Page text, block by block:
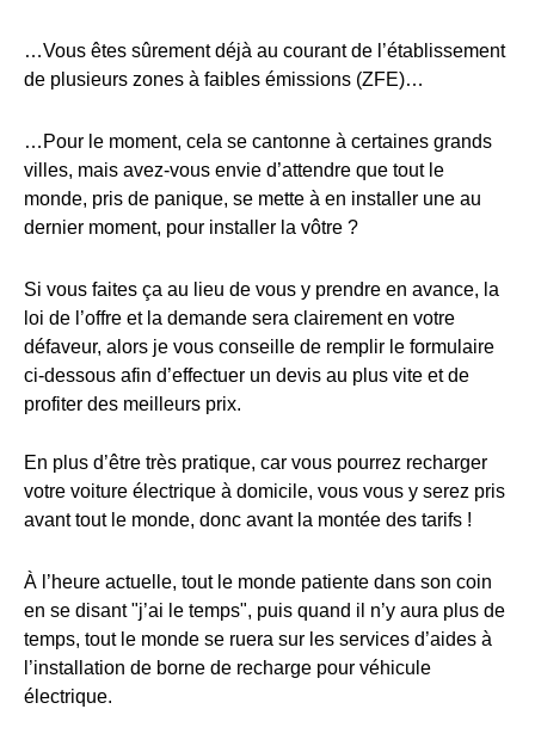
…Vous êtes sûrement déjà au courant de l’établissement
de plusieurs zones à faibles émissions (ZFE)…
…Pour le moment, cela se cantonne à certaines grands
villes, mais avez-vous envie d’attendre que tout le
monde, pris de panique, se mette à en installer une au
dernier moment, pour installer la vôtre ?
Si vous faites ça au lieu de vous y prendre en avance, la
loi de l’offre et la demande sera clairement en votre
défaveur, alors je vous conseille de remplir le formulaire
ci-dessous afin d’effectuer un devis au plus vite et de
profiter des meilleurs prix.
En plus d’être très pratique, car vous pourrez recharger
votre voiture électrique à domicile, vous vous y serez pris
avant tout le monde, donc avant la montée des tarifs !
À l’heure actuelle, tout le monde patiente dans son coin
en se disant "j’ai le temps", puis quand il n’y aura plus de
temps, tout le monde se ruera sur les services d’aides à
l’installation de borne de recharge pour véhicule
électrique.